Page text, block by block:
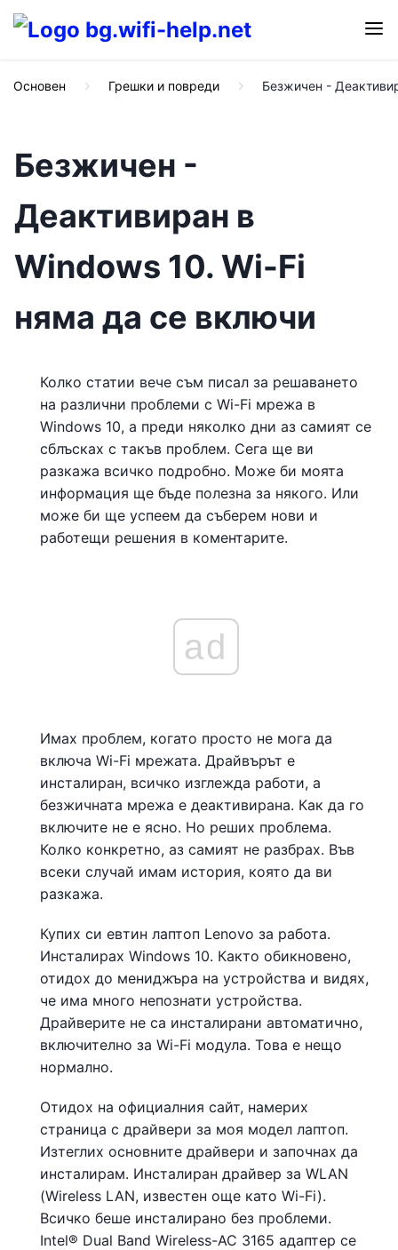
Основен Грешки и повреди Безжичен -
Безжичен -
Деактивиран в
Windows 10. Wi-Fi
няма да се включи
Колко статии вече съм писал за решаването
на различни проблеми с Wi-Fi мрежа в
Windows 10, а преди няколко дни аз самият се
сблъсках с такъв проблем. Сега ще ви
разкажа всичко подробно. Може би моята
информация ще бъде полезна за някого. Или
може би ще успеем да съберем нови и
работещи решения в коментарите.
ad
Имах проблем, когато просто не мога да
включа Wi-Fi мрежата. Драйвърът е
инсталиран, всичко изглежда работи, а
безжичната мрежа е деактивирана. Как да го
включите не е ясно. Но реших проблема.
Колко конкретно, аз самият не разбрах. Във
всеки случай имам история, която да ви
разкажа.
Купих си евтин лаптоп Lenovo за работа.
Инсталирах Windows 10. Както обикновено,
отидох до мениджъра на устройства и видях,
че има много непознати устройства.
Драйверите не са инсталирани автоматично,
включително за Wi-Fi модула. Това е нещо
нормално.
Отидох на официалния сайт, намерих
страница с драйвери за моя модел лаптоп.
Изтеглих основните драйвери и започнах да
инсталирам. Инсталиран драйвер за WLAN
(Wireless LAN, известен още като Wi-Fi).
Всичко беше инсталирано без проблеми.
Intel® Dual Band Wireless-AC 3165 адаптер се